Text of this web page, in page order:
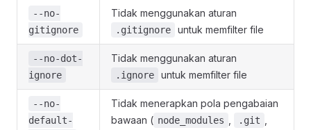
--no-
gitignore
Tidak menggunakan aturan
.gitignore untuk memfilter file
--no-dot-
ignore
Tidak menggunakan aturan
.ignore untuk memfilter file
--no-
default-
Tidak menerapkan pola pengabaian
bawaan ( node_modules .git